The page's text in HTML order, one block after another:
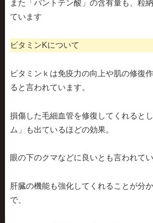
また「パントテン酸」の含有量も、粒
ています
ビタミンKについて
ビタミンｋは免疫力の向上や肌の修復
ると言われています。
損傷した毛細血管を修復してくれると
ム」も出ているほどの効果。
眼の下のクマなどに良いとも言われてい
肝臓の機能も強化してくれることが分
で、